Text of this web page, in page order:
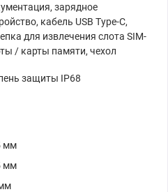
зарядное
кабель USB Type-C,
для извлечения слота SIM-
/ карты памяти, чехол
защиты IP68
мм
мм